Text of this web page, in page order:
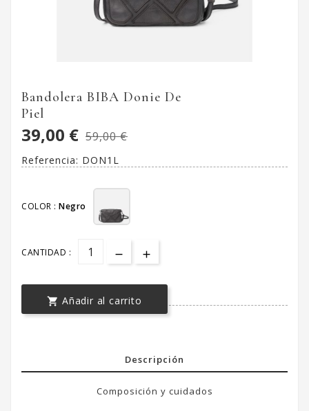
Bandolera BIBA Donie De
Piel
39,00 € 59,00 €
Referencia: DON1L
COLOR : Negro
CANTIDAD :
 Añadir al carrito
Descripción
Composición y cuidados